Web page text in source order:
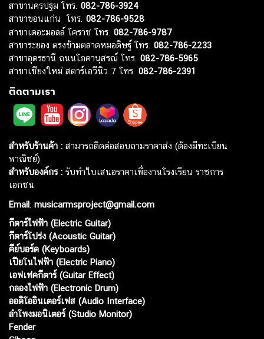
สาขานครปฐม โทร. 082-786-3924
สาขาขอนแก่น โทร. 082-786-9528
สาขาเดอะมอลล์ โคราช โทร. 082-786-9787
สาขาระยอง ตรงข้ามตลาดหมอดิษฐ์ โทร. 082-786-2233
สาขาอุดรธานี ถนนโภคานุสรณ์ โทร. 082-786-5965
สาขาเชียงใหม่ สตาร์เอวีนิว 7 โทร. 082-786-2391
ติดตามเรา
สำหรับร้านค้า : สามารถติดต่อสอบถามราคาส่ง (ต้องมีทะเบียน
พาณิชย์)
สำหรับองค์กร : รับทำใบเสนอราคาเพื่องานโรงเรียน ราชการ
เอกชน
Email: musicarmsproject@gmail.com
กีตาร์ไฟฟ้า (Electric Guitar)
กีตาร์โปร่ง (Acoustic Guitar)
คีย์บอร์ด (Keyboards)
เปียโนไฟฟ้า (Electric Piano)
เอฟเฟคกีตาร์ (Guitar Effect)
กลองไฟฟ้า (Electronic Drum)
ออดิโออินเตอร์เฟส (Audio Interface)
ลำโพงมอนิเตอร์ (Studio Monitor)
Fender